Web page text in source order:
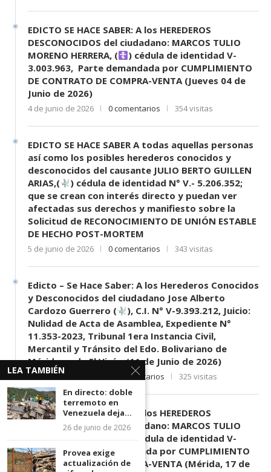
EDICTO SE HACE SABER: A los HEREDEROS
DESCONOCIDOS del ciudadano: MARCOS TULIO
MORENO HERRERA, (
) cédula de identidad V-
3.003.963, Parte demandada por CUMPLIMIENTO
DE CONTRATO DE COMPRA-VENTA (Jueves 04 de
Junio de 2026)
4 de junio de 2026 0 comentarios 354 visitas
EDICTO SE HACE SABER A todas aquellas personas
así como los posibles herederos conocidos y
desconocidos del causante JULIO BERTO GUILLEN
ARIAS,(
) cédula de identidad N° V.- 5.206.352;
que se crean con interés directo y puedan ver
afectadas sus derechos y manifiesto sobre la
Solicitud de RECONOCIMIENTO DE UNIÓN ESTABLE
DE HECHO POST-MORTEM
5 de junio de 2026 0 comentarios 343 visitas
Edicto – Se Hace Saber: A los Herederos Conocidos
y Desconocidos del ciudadano Jose Alberto
Cardozo Guerrero (
), C.I. N° V-9.393.212, Juicio:
Nulidad de Acta de Asamblea, Expediente N°
11.353-2023, Tribunal 1era Instancia Civil,
Mercantil y Tránsito del Edo. Bolivariano de
Mérida, sede El Vigía. (11 de Junio de 2026)
11 de junio de 2026 0 comentarios 325 visitas
EDICTO SE HACE SABER: A los HEREDEROS
DESCONOCIDOS del ciudadano: MARCOS TULIO
) cédula de identidad V-
3.003.963, Parte demandada por CUMPLIMIENTO
DE CONTRATO DE COMPRA-VENTA (Mérida, 17 de
LEA TAMBIÉN
En directo: doble
terremoto en
Venezuela deja...
26 de junio de 2026
Provea exige
actualización de